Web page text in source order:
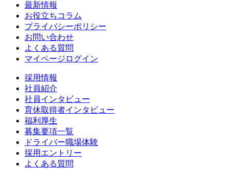
最新情報
お役立ちコラム
プライバシーポリシー
お問い合わせ
よくある質問
マイページログイン
採用情報
社員紹介
社員インタビュー
育休取得者インタビュー
福利厚生
募集要項一覧
ドライバー職場体験
採用エントリー
よくある質問